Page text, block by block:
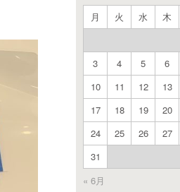
月 火 水 木
« 6月
3
4 5 6
10
11 12 13
17
18 19 20
24
25 26 27
31